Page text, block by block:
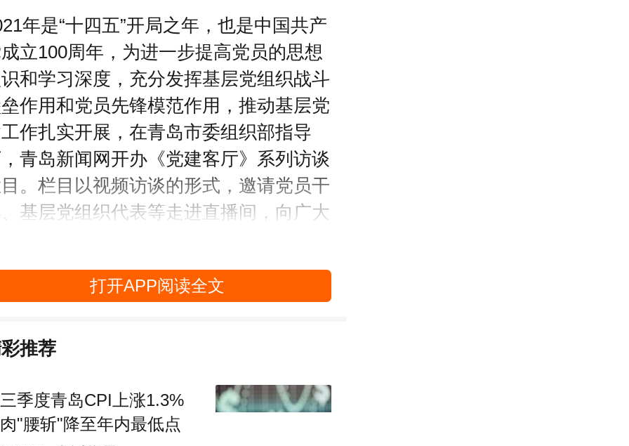
年是“十四五”开局之年，也是中国共产
立100周年，为进一步提高党员的思想
和学习深度，充分发挥基层党组织战斗
作用和党员先锋模范作用，推动基层党
作扎实开展，在青岛市委组织部指导
青岛新闻网开办《党建客厅》系列访谈
。栏目以视频访谈的形式，邀请党员干
基层党组织代表等走进直播间，向广大
网记者）
打开APP阅读全文
推荐
季度青岛CPI上涨1.3%
"腰斩"降至年内最低点